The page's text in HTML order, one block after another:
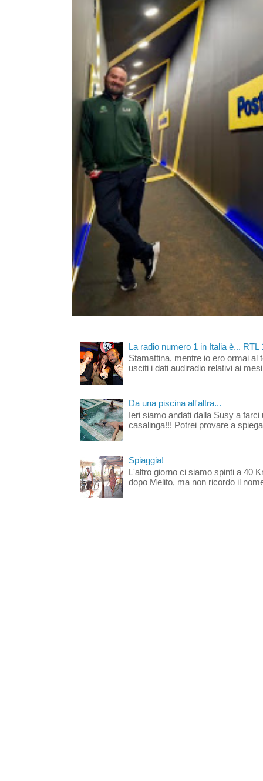
La radio numero 1 in Italia è... RTL
Stamattina, mentre io ero ormai al
usciti i dati audiradio relativi ai
Da una piscina all'altra...
Ieri siamo andati dalla Susy a
casalinga!!! Potrei provare a
Spiaggia!
L'altro giorno ci siamo spinti a 40
dopo Melito, ma non ricordo il